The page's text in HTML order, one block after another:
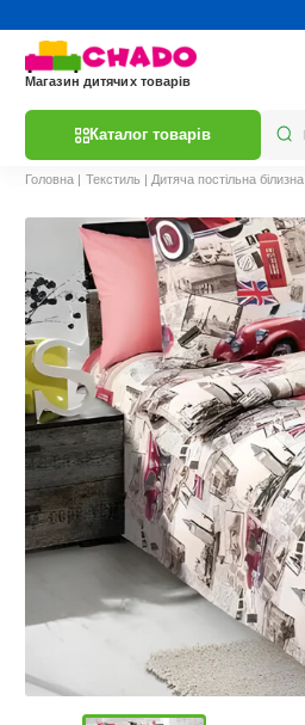
Магазин дитячих товарів
Каталог товарів
Головна | Текстиль | Дитяча постільна білизна